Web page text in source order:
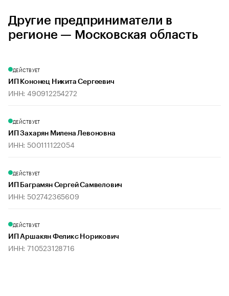
Другие предприниматели в
регионе — Московская область
ДЕЙСТВУЕТ
ИП Кононец Никита Сергеевич
ИНН: 490912254272
ДЕЙСТВУЕТ
ИП Захарян Милена Левоновна
ИНН: 500111122054
ДЕЙСТВУЕТ
ИП Баграмян Сергей Самвелович
ИНН: 502742365609
ДЕЙСТВУЕТ
ИП Аршакян Феликс Норикович
ИНН: 710523128716